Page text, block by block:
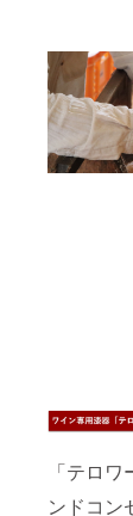
「テロ
ンドコン